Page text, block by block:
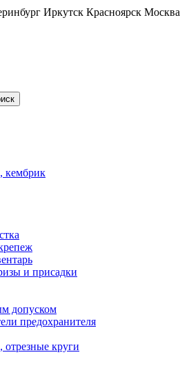
Иркутск Красноярск Москва
кембрик
и присадки
допуском
предохранителя
отрезные круги